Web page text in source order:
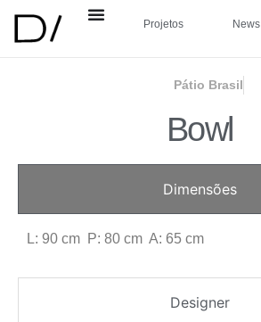
Projetos News
Pátio Brasil
Bowl
Dimensões
Designer
L: 90 cm P: 80 cm A: 65 cm